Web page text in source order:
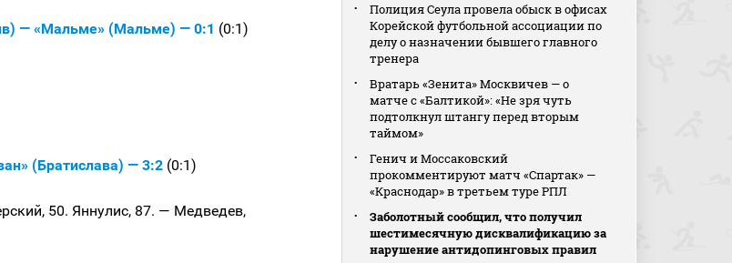
— «Мальме» (Мальме) — 0:1 (0:1)
(Братислава) — 3:2 (0:1)
50. Яннулис, 87. — Медведев,
Полиция Сеула провела обыск в офисах
Корейской футбольной ассоциации по
делу о назначении бывшего главного
тренера
Вратарь «Зенита» Москвичев — о
матче с «Балтикой»: «Не зря чуть
подтолкнул штангу перед вторым
таймом»
Генич и Моссаковский
прокомментируют матч «Спартак» —
«Краснодар» в третьем туре РПЛ
Заболотный сообщил, что получил
шестимесячную дисквалификацию за
нарушение антидопинговых правил